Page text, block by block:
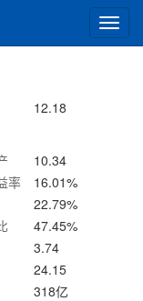
切
换
12.18
10.34
率 16.01%
22.79%
47.45%
3.74
24.15
318亿